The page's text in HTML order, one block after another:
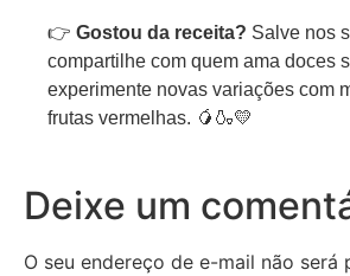
👉 Gostou da receita? Salve nos
compartilhe com quem ama doces
experimente novas variações com
frutas vermelhas. 🥭🍶💛
Deixe um
O seu endereço de e-mail não será